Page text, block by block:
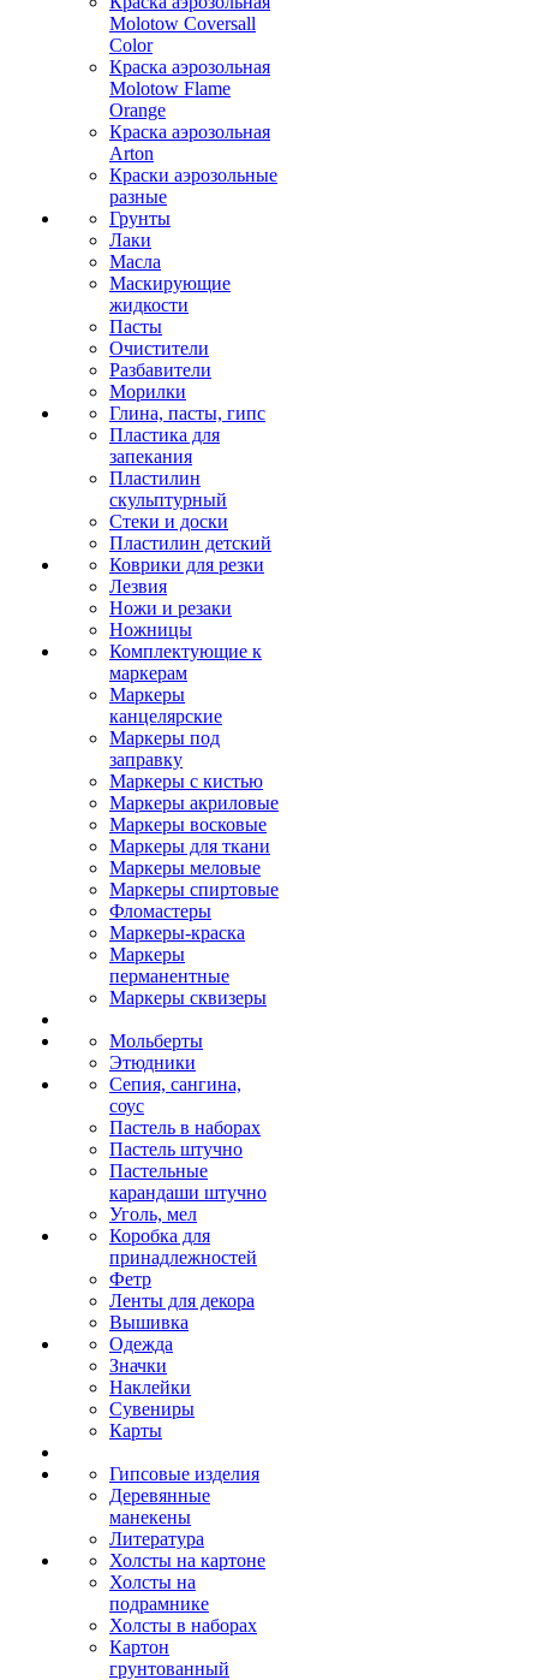
Molotow Coversall
Color
Краска аэрозольная
Molotow Flame
Orange
Краска аэрозольная
Arton
Краски аэрозольные
разные
Грунты
Лаки
Масла
Маскирующие
жидкости
Пасты
Очистители
Разбавители
Морилки
Глина, пасты, гипс
Пластика для
запекания
Пластилин
скульптурный
Стеки и доски
Пластилин детский
Коврики для резки
Лезвия
Ножи и резаки
Ножницы
Комплектующие к
маркерам
Маркеры
канцелярские
Маркеры под
заправку
Маркеры с кистью
Маркеры акриловые
Маркеры восковые
Маркеры для ткани
Маркеры меловые
Маркеры спиртовые
Фломастеры
Маркеры-краска
Маркеры
перманентные
Маркеры сквизеры
Мольберты
Этюдники
Сепия, сангина,
соус
Пастель в наборах
Пастель штучно
Пастельные
карандаши штучно
Уголь, мел
Коробка для
принадлежностей
Фетр
Ленты для декора
Вышивка
Одежда
Значки
Наклейки
Сувениры
Карты
Гипсовые изделия
Деревянные
манекены
Литература
Холсты на картоне
Холсты на
подрамнике
Холсты в наборах
Картон
грунтованный